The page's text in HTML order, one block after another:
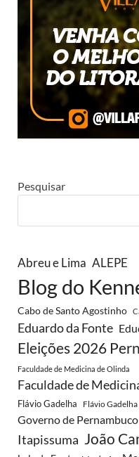
Pesquisar
Abreu e Lima ALEPE
Blog do
Cabo de Santo Agostinho
Eduardo da Fonte
Eleições 2026
Faculdade de Medicina de Olinda
Faculdade de
Flávio Gadelha Flávio
Governo de Pernambuco
Itapissuma João